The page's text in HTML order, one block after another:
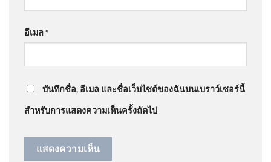
เรลสงขลา” เฟสแรก 12.54 กม.
five:00
ยมาก…”
ดรามาสิมิลัน อัพเดทข่าว: “แก่พูดไม่เพาะ ไม่น่า…”
อีเมล*
บันทึกชื่อ, อีเมล และชื่อเว็บไซต์ของฉันบนเบราว์เซอร์นี้
สำหรับการแสดงความเห็นครั้งถัดไป